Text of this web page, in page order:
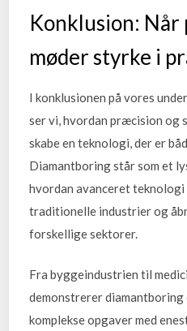
Konklusion:
møder styrke i
I konklusionen på vores
ser vi, hvordan præcision og
skabe en teknologi, der er
Diamantboring står som et
hvordan avanceret
traditionelle industrier og
forskellige sektorer.
Fra byggeindustrien til
demonstrerer
komplekse opgaver med